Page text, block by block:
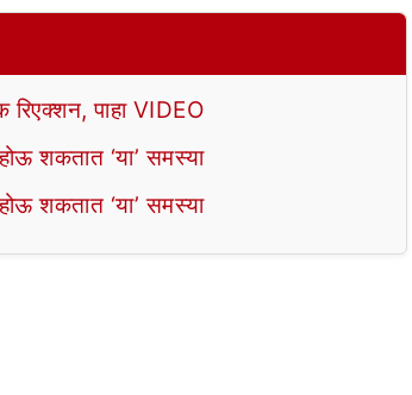
पाहा VIDEO
शकतात ‘या’ समस्या
शकतात ‘या’ समस्या